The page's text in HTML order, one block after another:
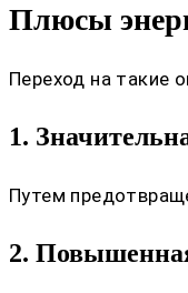
Плюсы
Переход на такие
1.
Путем
2.